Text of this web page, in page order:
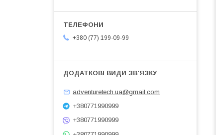
+380 (77) 199-09-99
adventuretech.ua@gmail.com
+380771990999
+380771990999